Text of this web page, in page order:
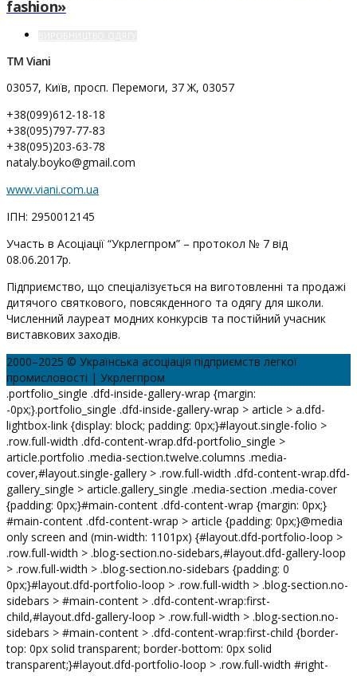
fashion»
ТМ Viani
03057, Київ, просп. Перемоги, 37 Ж, 03057
+38(099)612-18-18
+38(095)797-77-83
+38(095)203-63-78
nataly.boyko@gmail.com
www.viani.com.ua
ІПН: 2950012145
Участь в Асоціації “Укрлегпром” – протокол № 7 від
08.06.2017р.
Підприємство, що спеціалізується на виготовленні та продажі
дитячого святкового, повсякденного та одягу для школи.
Численний лауреат модних конкурсів та постійний учасник
виставкових заходів.
2000–2025 © Українська асоціація підприємств легкої
промисловості | Укрлегпром
.portfolio_single .dfd-inside-gallery-wrap {margin:
-0px;}.portfolio_single .dfd-inside-gallery-wrap > article > a.dfd-
lightbox-link {display: block; padding: 0px;}#layout.single-folio >
.row.full-width .dfd-content-wrap.dfd-portfolio_single >
article.portfolio .media-section.twelve.columns .media-
cover,#layout.single-gallery > .row.full-width .dfd-content-wrap.dfd-
gallery_single > article.gallery_single .media-section .media-cover
{padding: 0px;}#main-content .dfd-content-wrap {margin: 0px;}
#main-content .dfd-content-wrap > article {padding: 0px;}@media
only screen and (min-width: 1101px) {#layout.dfd-portfolio-loop >
.row.full-width > .blog-section.no-sidebars,#layout.dfd-gallery-loop
> .row.full-width > .blog-section.no-sidebars {padding: 0
0px;}#layout.dfd-portfolio-loop > .row.full-width > .blog-section.no-
sidebars > #main-content > .dfd-content-wrap:first-
child,#layout.dfd-gallery-loop > .row.full-width > .blog-section.no-
sidebars > #main-content > .dfd-content-wrap:first-child {border-
top: 0px solid transparent; border-bottom: 0px solid
transparent;}#layout.dfd-portfolio-loop > .row.full-width #right-